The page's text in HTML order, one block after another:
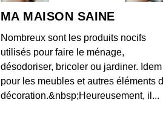
00:03:40 - IL Y A 6
S12E137:
MA MAISON SAINE
Nombreux sont les produits nocifs
utilisés pour faire le ménage,
désodoriser, bricoler ou jardiner. Idem
pour les meubles et autres éléments
décoration.&nbsp;Heureusement, il...